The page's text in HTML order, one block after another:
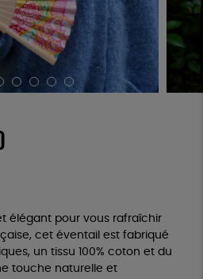
élégant pour vous rafraîchir
cet éventail est fabriqué
un tissu 100% coton et du
touche naturelle et